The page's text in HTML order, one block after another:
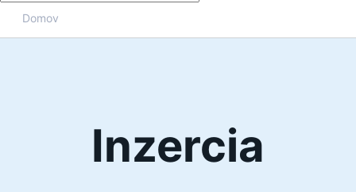
Domov
Inzercia